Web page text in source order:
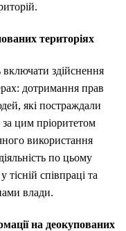
територіях
здійснення
дотримання прав
які постраждали
цим пріоритетом
використання
по цьому
співпраці та
влади.
на деокупованих